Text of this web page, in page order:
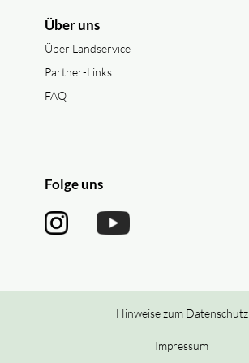
Über uns
Über Landservice
Partner-Links
FAQ
Folge uns
Hinweise zum Datenschutz
Impressum